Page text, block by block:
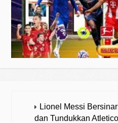
Lionel Messi
dan Tundukkan